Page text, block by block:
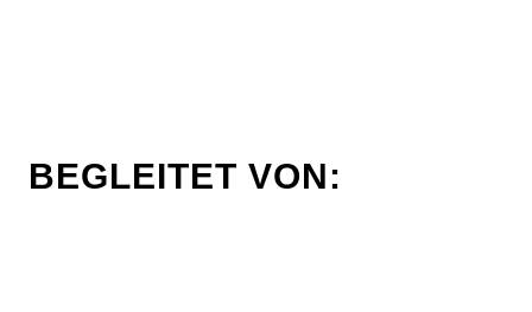
BEGLEITET VON: